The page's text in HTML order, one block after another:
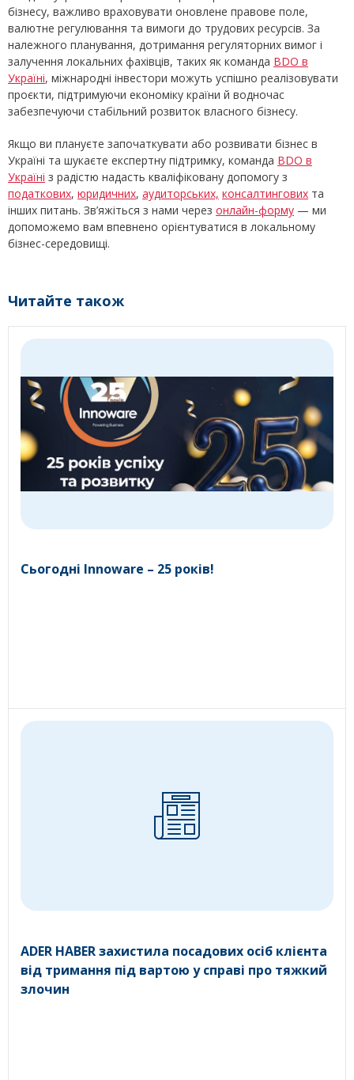
бізнесу, важливо враховувати оновлене правове поле,
валютне регулювання та вимоги до трудових ресурсів. За
належного планування, дотримання регуляторних вимог і
залучення локальних фахівців, таких як команда BDO в
Україні, міжнародні інвестори можуть успішно реалізовувати
проєкти, підтримуючи економіку країни й водночас
забезпечуючи стабільний розвиток власного бізнесу.
Якщо ви плануєте започаткувати або розвивати бізнес в
Україні та шукаєте експертну підтримку, команда BDO в
Україні з радістю надасть кваліфіковану допомогу з
податкових, юридичних, аудиторських, консалтингових та
інших питань. Зв’яжіться з нами через онлайн-форму — ми
допоможемо вам впевнено орієнтуватися в локальному
бізнес-середовищі.
Читайте також
Сьогодні Innoware – 25 років!
ADER HABER захистила посадових осіб клієнта
від тримання під вартою у справі про тяжкий
злочин